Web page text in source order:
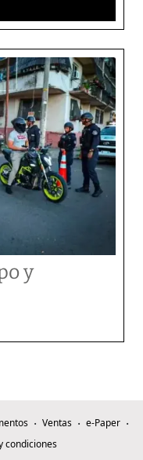
y
Ventas
e-Paper
condiciones